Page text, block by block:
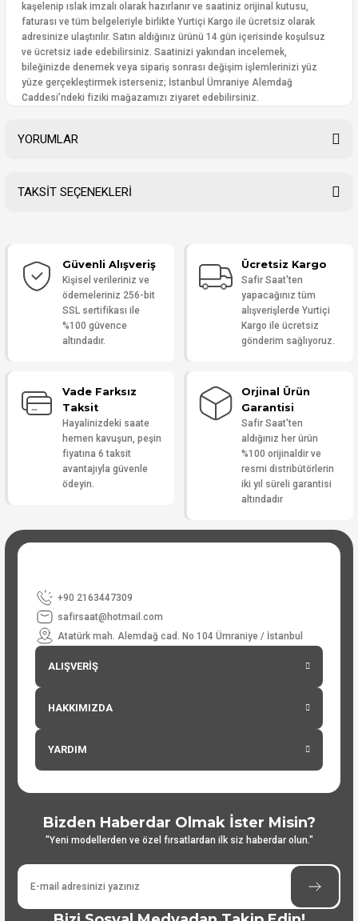
kaşelenip ıslak imzalı olarak hazırlanır ve saatiniz orijinal kutusu,
faturası ve tüm belgeleriyle birlikte Yurtiçi Kargo ile ücretsiz olarak
adresinize ulaştırılır. Satın aldığınız ürünü 14 gün içerisinde koşulsuz
ve ücretsiz iade edebilirsiniz. Saatinizi yakından incelemek,
bileğinizde denemek veya sipariş sonrası değişim işlemlerinizi yüz
yüze gerçekleştirmek isterseniz; İstanbul Ümraniye Alemdağ
Caddesi’ndeki fiziki mağazamızı ziyaret edebilirsiniz.
YORUMLAR
Yorum Yaz
TAKSİT SEÇENEKLERİ
Güvenli Alışveriş
Kişisel verileriniz ve
ödemeleriniz 256-bit
SSL sertifikası ile
%100 güvence
altındadır.
Ücretsiz Kargo
Safir Saat'ten
yapacağınız tüm
alışverişlerde Yurtiçi
Kargo ile ücretsiz
gönderim sağlıyoruz.
Vade Farksız
Taksit
Hayalinizdeki saate
hemen kavuşun, peşin
fiyatına 6 taksit
avantajıyla güvenle
ödeyin.
Orjinal Ürün
Garantisi
Safir Saat'ten
aldığınız her ürün
%100 orijinaldir ve
resmi distribütörlerin
iki yıl süreli garantisi
altındadır
+90 2163447309
safirsaat@hotmail.com
Atatürk mah. Alemdağ cad. No 104 Ümraniye / İstanbul
ALIŞVERİŞ
HAKKIMIZDA
YARDIM
Bizden Haberdar Olmak İster Misin?
"Yeni modellerden ve özel fırsatlardan ilk siz haberdar olun."